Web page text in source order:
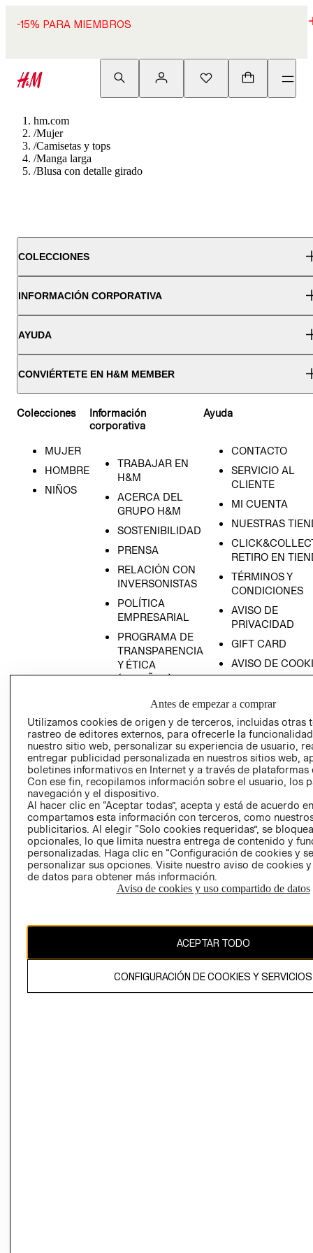
-15% PARA MIEMBROS
hm.com
/Mujer
/Camisetas y tops
/Manga larga
/Blusa con detalle girado
COLECCIONES
INFORMACIÓN CORPORATIVA
AYUDA
CONVIÉRTETE EN H&M MEMBER
Colecciones
MUJER
HOMBRE
NIÑOS
Información
corporativa
TRABAJAR EN
H&M
ACERCA DEL
GRUPO H&M
SOSTENIBILIDAD
PRENSA
RELACIÓN CON
INVERSONISTAS
POLÍTICA
EMPRESARIAL
PROGRAMA DE
TRANSPARENCIA
Y ÉTICA
(ESPAÑOL)
PROGRAMA DE
Y ÉTICA (INGLÉS)
Ayuda
CONTACTO
SERVICIO AL
CLIENTE
MI CUENTA
NUESTRAS
RETIRO EN
TÉRMINOS Y
CONDICIONES
AVISO DE
PRIVACIDAD
GIFT CARD
AVISO DE
COMERCIO - SIC
PETICIONES
QUEJAS Y
RECLAMOS
Colombia ($)
CAMBIAR REGIÓN
El contenido de esta página web está protegido por copyright y es
Antes de empezar a comprar
Utilizamos cookies de origen y de terceros, incluidas otras
rastreo de editores externos, para ofrecerle la
nuestro sitio web, personalizar su experiencia de usuario,
entregar publicidad personalizada en nuestros sitios web,
boletines informativos en Internet y a través de plataformas
Con ese fin, recopilamos información sobre el usuario, los
navegación y el dispositivo.
Al hacer clic en “Aceptar todas”, acepta y está de acuerdo
compartamos esta información con terceros, como
publicitarios. Al elegir “Solo cookies requeridas”, se
opcionales, lo que limita nuestra entrega de contenido y
personalizadas. Haga clic en “Configuración de cookies y
personalizar sus opciones. Visite nuestro aviso de cookies
de datos para obtener más información.
Aviso de cookies y uso compartido de datos
ACEPTAR TODO
CONFIGURACIÓN DE COOKIES Y SERVICIOS